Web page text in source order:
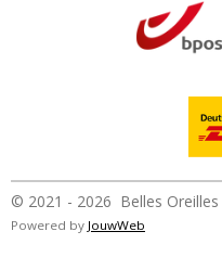
© 2021 - 2026 Belles Oreilles
Powered by JouwWeb